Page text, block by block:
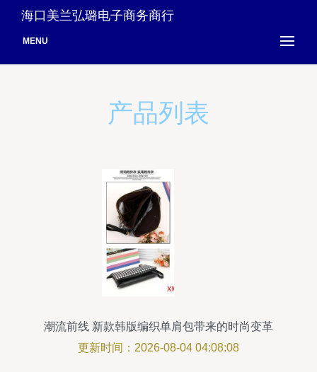
海口美兰弘璐电子商务商行
MENU
产品列表
潮流前线 新款韩版编织单肩包带来的时尚变革
更新时间：2026-08-04 04:08:08